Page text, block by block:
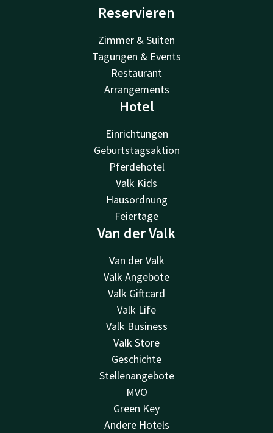
Reservieren
Zimmer & Suiten
Tagungen & Events
Restaurant
Arrangements
Hotel
Einrichtungen
Geburtstagsaktion
Pferdehotel
Valk Kids
Hausordnung
Feiertage
Van der Valk
Van der Valk
Valk Angebote
Valk Giftcard
Valk Life
Valk Business
Valk Store
Geschichte
Stellenangebote
MVO
Green Key
Andere Hotels